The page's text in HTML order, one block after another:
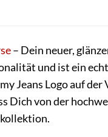
– Dein neuer,
und ist ein
Jeans Logo auf
Dich von der